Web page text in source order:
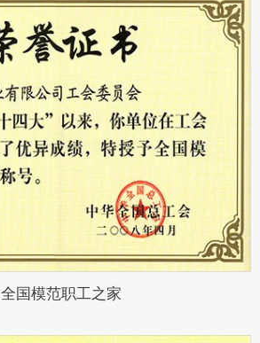
全国模范职工之家